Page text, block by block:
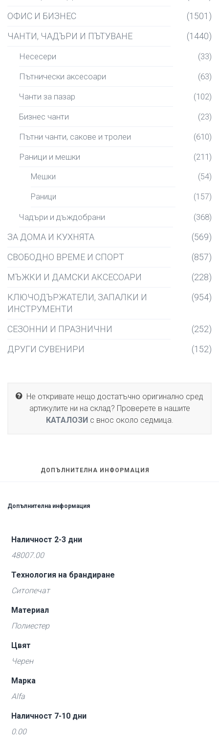
ОФИС И БИЗНЕС
(1501)
ЧАНТИ, ЧАДЪРИ И ПЪТУВАНЕ
(1440)
Несесери (33)
Пътнически аксесоари (63)
Чанти за пазар (102)
Бизнес чанти (23)
Пътни чанти, сакове и тролеи (610)
Раници и мешки (211)
Мешки (54)
Раници (157)
Чадъри и дъждобрани (368)
ЗА ДОМА И КУХНЯТА
(569)
СВОБОДНО ВРЕМЕ И СПОРТ
(857)
МЪЖКИ И ДАМСКИ АКСЕСОАРИ
(228)
КЛЮЧОДЪРЖАТЕЛИ, ЗАПАЛКИ И
ИНСТРУМЕНТИ
(954)
СЕЗОННИ И ПРАЗНИЧНИ
(252)
ДРУГИ СУВЕНИРИ
(152)
Не откривате нещо достатъчно оригинално сред
артикулите ни на склад? Проверете в нашите
КАТАЛОЗИс внос около седмица.
ДОПЪЛНИТЕЛНА ИНФОРМАЦИЯ
Допълнителна информация
Наличност 2-3 дни
48007.00
Технология на брандиране
Ситопечат
Материал
Полиестер
Цвят
Черен
Марка
Alfa
Наличност 7-10 дни
0.00